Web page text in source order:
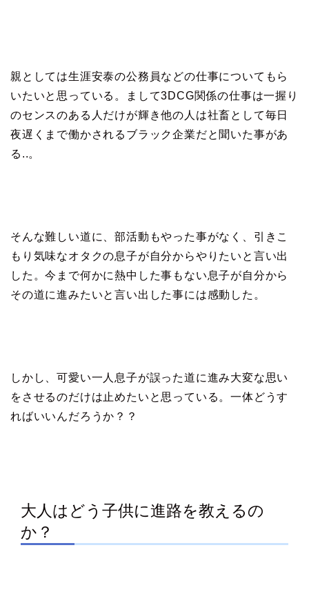
親としては生涯安泰の公務員などの仕事についてもら
いたいと思っている。まして3DCG関係の仕事は一握り
のセンスのある人だけが輝き他の人は社畜として毎日
夜遅くまで働かされるブラック企業だと聞いた事があ
る..。
そんな難しい道に、部活動もやった事がなく、引きこ
もり気味なオタクの息子が自分からやりたいと言い出
した。今まで何かに熱中した事もない息子が自分から
その道に進みたいと言い出した事には感動した。
しかし、可愛い一人息子が誤った道に進み大変な思い
をさせるのだけは止めたいと思っている。一体どうす
ればいいんだろうか？？
大人はどう子供に進路を教えるの
か？